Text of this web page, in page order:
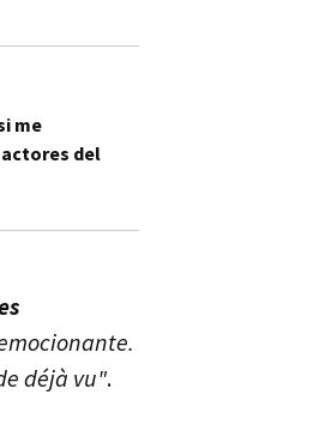
me
del
déjà vu".